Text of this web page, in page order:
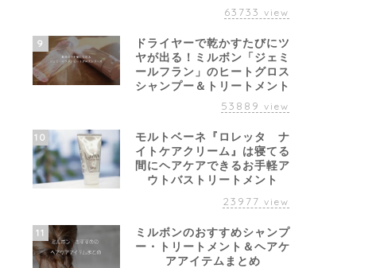
63733 view
9
ドライヤーで乾かすたびにツ
ヤが出る！ミルボン「ジェミ
ールフラン」のヒートグロス
シャンプー＆トリートメント
53889 view
10
モルトベーネ『ロレッタ ナ
イトケアクリーム』は寝てる
間にヘアケアできるお手軽ア
ウトバストリートメント
23977 view
11
ミルボンのおすすめシャンプ
ー・トリートメント＆ヘアケ
アアイテムまとめ